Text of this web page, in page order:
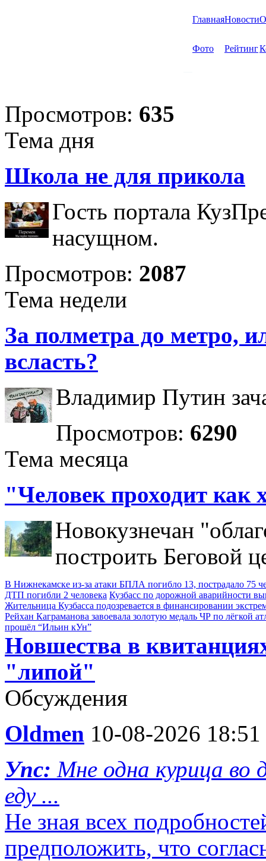
ГлавнаяНовости
Фото Рейтинг
Просмотров: 635
Тема дня
Школа не для прикола
Гость портала
насущном.
Просмотров: 2087
Тема недели
За полметра до метро,
всласть?
Владимир Путин
Просмотров: 6290
Тема месяца
"Человек проходит как
Новокузнечан
построить Беговой
В Нижнекамске из-за атаки БПЛА погибло 13, пострадало 75
ДТП погибли 2 человека Кузбасс по дорожной аварийности
Жительница Кузбасса подозревается в финансировании
Рейхан Каграманова завоевала золотую медаль ЧР по лёгкой
прошёл “Ильин кУн”
Новшества в
"липой"
Обсуждения
Oldmen 10-08-2026 18:51
Упс: Мне одна курица во
еду ...
Не зная всех
предположить, что